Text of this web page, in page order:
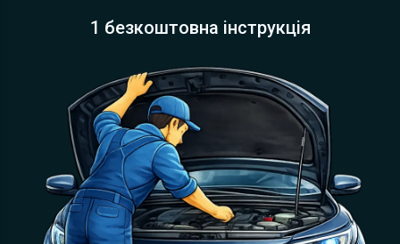
1 безкоштовна інструкція